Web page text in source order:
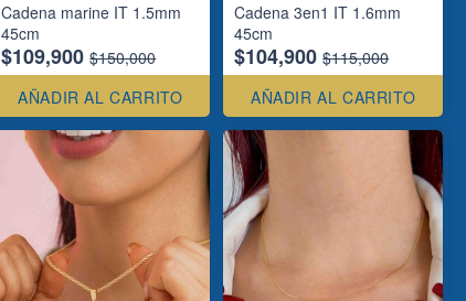
Cadena marine IT 1.5mm
45cm
$109,900 $150,000
AÑADIR AL CARRITO
Cadena 3en1 IT 1.6mm
45cm
$104,900 $115,000
AÑADIR AL CARRITO